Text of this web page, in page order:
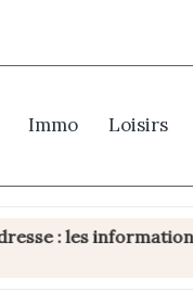
Immo Loisirs
informations